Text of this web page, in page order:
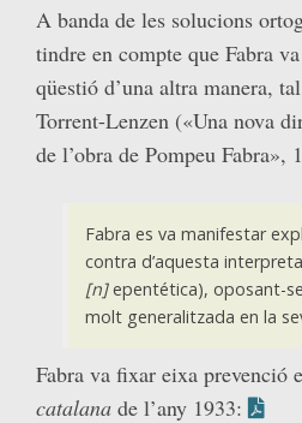
A banda de les solucions
tindre en compte que Fabra
qüestió d’una altra manera,
Torrent-Lenzen («Una nova
de l’obra de Pompeu Fabra»,
Fabra es va manifestar
contra d’aquesta
[n]epentética), oposant-
molt generalitzada en la
Fabra va fixar eixa prevenció
catalana de l’any 1933: